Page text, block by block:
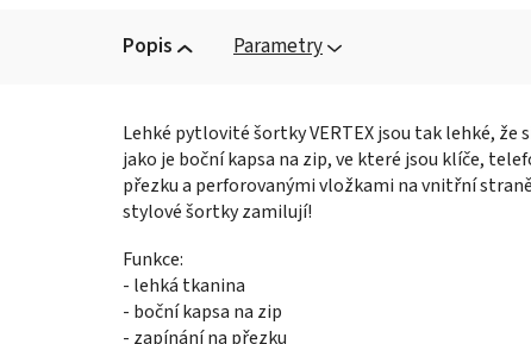
Popis Parametry
Lehké pytlovité šortky VERTEX jsou tak lehké,
jako je boční kapsa na zip, ve které jsou klíče,
přezku a perforovanými vložkami na vnitřní
stylové šortky zamilují!
Funkce:
- lehká tkanina
- boční kapsa na zip
- zapínání na přezku